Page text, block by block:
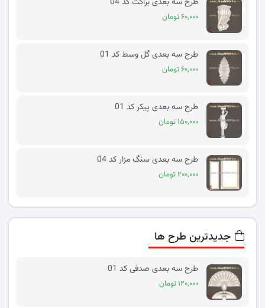
۶۰,۰۰۰ تومان
طرح سه بعدی گل وسط کد 01
۶۰,۰۰۰ تومان
طرح سه بعدی پیکر کد 01
۱۵۰,۰۰۰ تومان
طرح سه بعدی سنگ مزار کد 04
۲۰۰,۰۰۰ تومان
جدیدترین طرح ها
طرح سه بعدی صدفی کد 01
۱۲۰,۰۰۰ تومان